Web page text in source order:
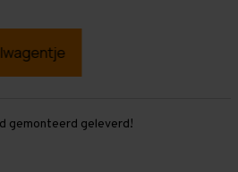
gemonteerd geleverd!